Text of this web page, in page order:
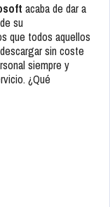
acaba de dar a
su
que todos aquellos
sin coste
siempre y
¿Qué